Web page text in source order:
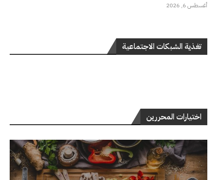
أغسطس 6, 2026
تغذية الشبكات الاجتماعية
اختيارات المحررين